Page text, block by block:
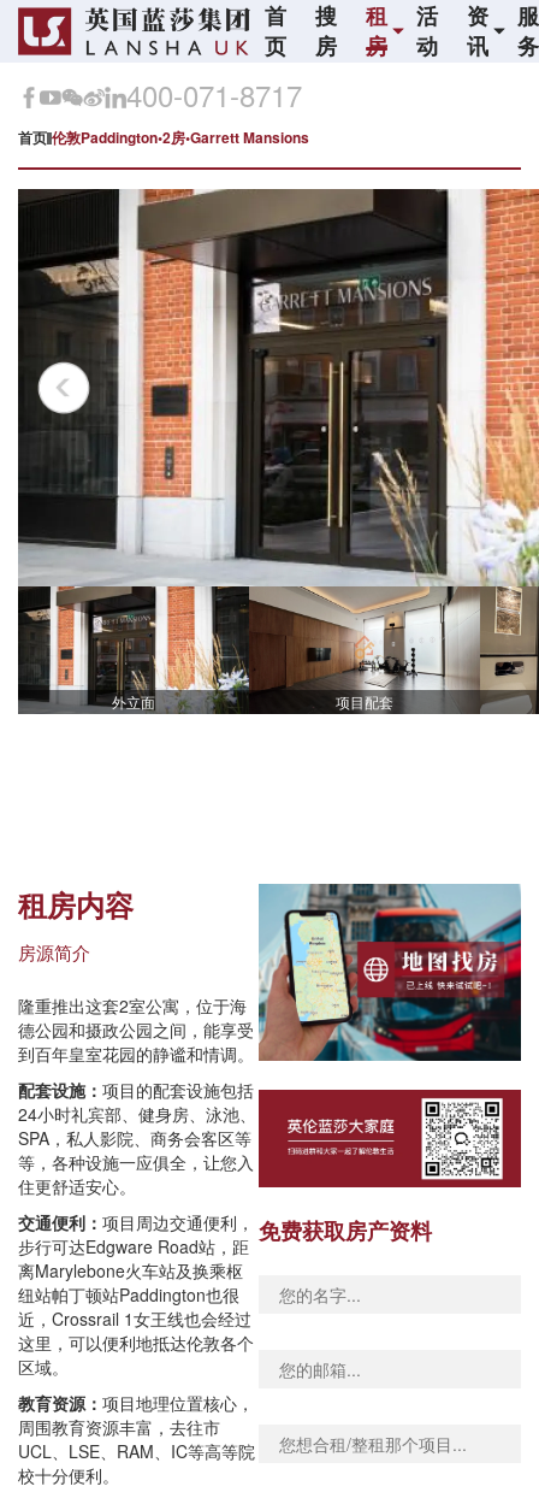
首
页
搜
房
租
房
活
动
资
讯
服
务
400-071-8717
首页 伦敦Paddington•2房•Garrett Mansions
外立面 项目配套
租房内容
房源简介
隆重推出这套2室公寓，位于海
德公园和摄政公园之间，能享受
到百年皇室花园的静谧和情调。
配套设施： 项目的配套设施包括
24小时礼宾部、健身房、泳池、
SPA，私人影院、商务会客区等
等，各种设施一应俱全，让您入
住更舒适安心。
交通便利： 项目周边交通便利，
步行可达Edgware Road站，距
离Marylebone火车站及换乘枢
纽站帕丁顿站Paddington也很
近，Crossrail 1女王线也会经过
这里，可以便利地抵达伦敦各个
区域。
教育资源： 项目地理位置核心，
周围教育资源丰富，去往市
UCL、LSE、RAM、IC等高等院
校十分便利。
免费获取房产资料